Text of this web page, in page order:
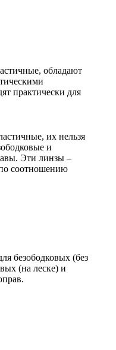
обладают
практически для
их нельзя
и
Эти линзы –
соотношению
безободковых (без
(на леске) и